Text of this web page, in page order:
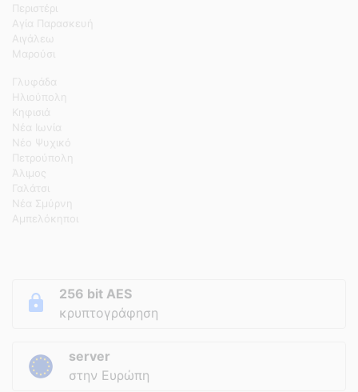
Περιστέρι
Αγία Παρασκευή
Αιγάλεω
Μαρούσι
Γλυφάδα
Ηλιούπολη
Κηφισιά
Νέα Ιωνία
Νέο Ψυχικό
Πετρούπολη
Άλιμος
Γαλάτσι
Νέα Σμύρνη
Αμπελόκηποι
256 bit AES
κρυπτογράφηση
server
στην Ευρώπη